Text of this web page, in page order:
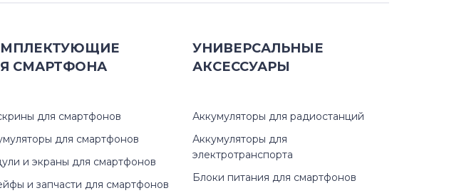
СМАРТФОНА
для смартфонов
для смартфонов
и экраны для смартфонов
и запчасти для смартфонов
УНИВЕРСАЛЬНЫЕ
АКСЕССУАРЫ
Аккумуляторы для радиостанций
Аккумуляторы для
электротранспорта
Блоки питания для смартфонов